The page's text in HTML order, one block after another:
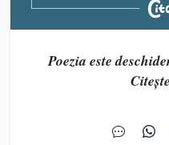
Poezia este